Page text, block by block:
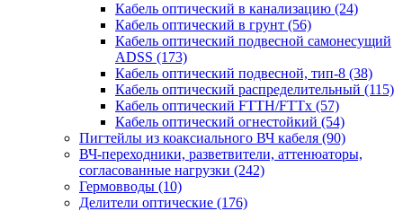
Кабель оптический в канализацию (24)
Кабель оптический в грунт (56)
Кабель оптический подвесной самонесущий
ADSS (173)
Кабель оптический подвесной, тип-8 (38)
Кабель оптический распределительный (115)
Кабель оптический FTTH/FTTx (57)
Кабель оптический огнестойкий (54)
Пигтейлы из коаксиального ВЧ кабеля (90)
ВЧ-переходники, разветвители, аттенюаторы,
согласованные нагрузки (242)
Гермовводы (10)
Делители оптические (176)